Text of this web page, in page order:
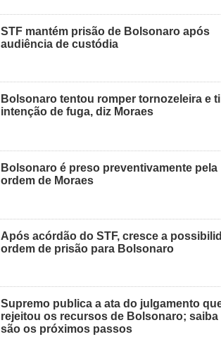
STF mantém prisão de Bolsonaro após
audiência de custódia
Bolsonaro tentou romper tornozeleira e
intenção de fuga, diz Moraes
Bolsonaro é preso preventivamente pela
ordem de Moraes
Após acórdão do STF, cresce a
ordem de prisão para Bolsonaro
Supremo publica a ata do julgamento
rejeitou os recursos de Bolsonaro; saiba
são os próximos passos